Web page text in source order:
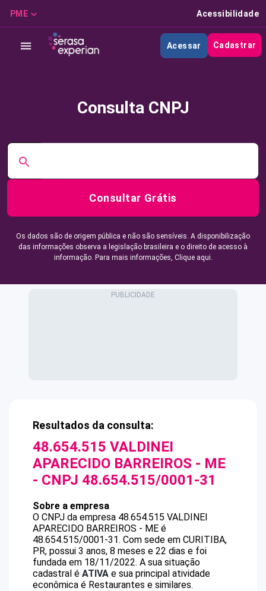
PME Acessibilidade
Acessar Cadastrar
Consulta CNPJ
Consultar Grátis
Os dados são de origem pública e não são sensíveis. A disponibilização
das informações observa a legislação brasileira e o direito de acesso à
informação. Para mais informações, Clique aqui.
Resultados da consulta:
48.654.515 VALDINEI
APARECIDO BARREIROS - ME
- CNPJ 48.654.515/0001-31
Sobre a empresa
O CNPJ da empresa 48.654.515 VALDINEI
APARECIDO BARREIROS - ME é
48.654.515/0001-31. Com sede em CURITIBA,
PR, possui 3 anos, 8 meses e 22 dias e foi
fundada em 18/11/2022. A sua situação
cadastral é ATIVA e sua principal atividade
econômica é Restaurantes e similares.